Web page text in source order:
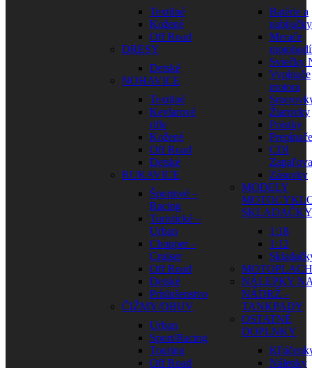
Textilné
Kožené
Off Road
DRESY
Detské
NOHAVICE
Textilné
Kevlarové
rifle
Kožené
Off Road
Detské
RUKAVICE
Športové –
Racing
Turistické –
Urban
Chopper –
Cruiser
Off Road
Detské
Príslušenstvo
ČIŽMY/OBUV
Urban
Sport/Racing
Touring
Off Road
Batérie a
nabíjačky
Merače
Sviečky
Vypínače
motora
Žiarovky
Poistky
Prepínače
CDI
Zásuvky
MODELY
SKLADAČKY
1:18
1:12
NÁLEPKY
NÁDRŽ –
TANKPADY
OSTATNÉ
DOPLNKY
Nálepky